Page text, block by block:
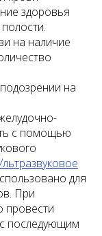
здоровья
на наличие
на
с помощью
для
При
провести
последующим